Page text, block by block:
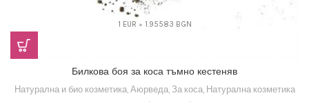
1 EUR = 1.95583 BGN
Билкова боя за коса тъмно кестеняв
Натурална и био козметика, Аюрведа, За коса, Натурална козметика